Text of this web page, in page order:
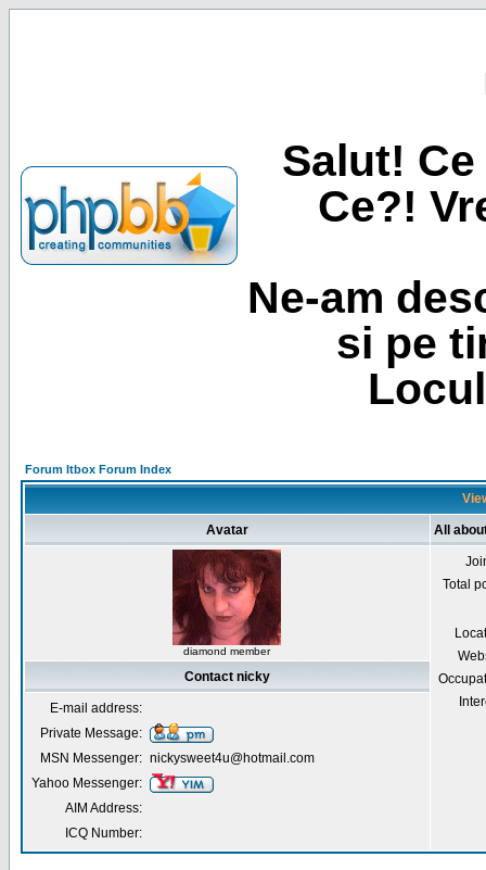
Salut!
Ce?!
Ne-am
si pe
Forum Itbox Forum Index
Avatar All
diamond member
Total
Contact nicky
E-mail address:
Private Message:
MSN Messenger: nickysweet4u@hotmail.com
Yahoo Messenger:
AIM Address:
ICQ Number: